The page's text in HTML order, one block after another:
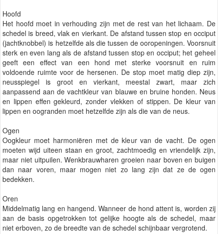
Hoofd
Het hoofd moet in verhouding zijn met de rest van het lichaam. De
schedel is breed, vlak en vierkant. De afstand tussen stop en occiput
(jachtknobbel) is hetzelfde als die tussen de ooropeningen. Voorsnuit
sterk en even lang als de afstand tussen stop en occiput; het geheel
geeft een effect van een hond met sterke voorsnuit en ruim
voldoende ruimte voor de hersenen. De stop moet matig diep zijn,
neusspiegel is groot en vierkant, meestal zwart, maar zich
aanpassend aan de vachtkleur van blauwe en bruine honden. Neus
en lippen effen gekleurd, zonder vlekken of stippen. De kleur van
lippen en oogranden moet hetzelfde zijn als die van de neus.
Ogen
Oogkleur moet harmoniëren met de kleur van de vacht. De ogen
moeten wijd uiteen staan en groot, zachtmoedig en vriendelijk zijn,
maar niet uitpuilen. Wenkbrauwharen groeien naar boven en buigen
dan naar voren, maar mogen niet zo lang zijn dat ze de ogen
bedekken.
Oren
Middelmatig lang en hangend. Wanneer de hond attent is, worden zij
aan de basis opgetrokken tot gelijke hoogte als de schedel, maar
niet erboven, zo de breedte van de schedel schijnbaar vergrotend.